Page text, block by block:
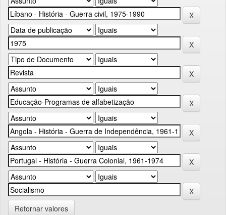
Retornar valores